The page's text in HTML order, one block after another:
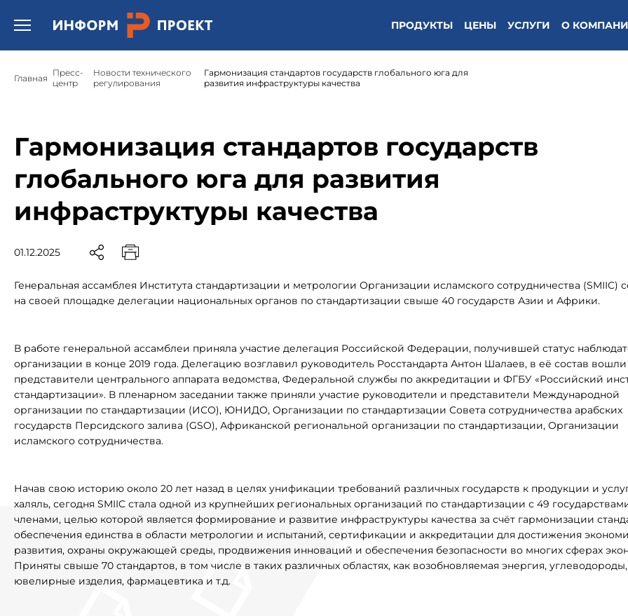
Открыть бургер меню. ПРОДУКТЫ ЦЕНЫ УСЛУГИ О
Главная Пресс-
центр
Новости технического
регулирования
Гармонизация стандартов государств глобального юга для
развития инфраструктуры качества
Гармонизация стандартов государств
глобального юга для развития
инфраструктуры качества
01.12.2025
Генеральная ассамблея Института стандартизации и метрологии Организации исламского сотрудничества (SMIIC)
на своей площадке делегации национальных органов по стандартизации свыше 40 государств Азии и Африки.
В работе генеральной ассамблеи приняла участие делегация Российской Федерации, получившей статус
организации в конце 2019 года. Делегацию возглавил руководитель Росстандарта Антон Шалаев, в её состав вошли
представители центрального аппарата ведомства, Федеральной службы по аккредитации и ФГБУ «Российский
стандартизации». В пленарном заседании также приняли участие руководители и представители Международной
организации по стандартизации (ИСО), ЮНИДО, Организации по стандартизации Совета сотрудничества арабских
государств Персидского залива (GSO), Африканской региональной организации по стандартизации, Организации
исламского сотрудничества.
Начав свою историю около 20 лет назад в целях унификации требований различных государств к продукции и
халяль, сегодня SMIIC стала одной из крупнейших региональных организаций по стандартизации с 49
членами, целью которой является формирование и развитие инфраструктуры качества за счёт гармонизации
обеспечения единства в области метрологии и испытаний, сертификации и аккредитации для достижения
развития, охраны окружающей среды, продвижения инноваций и обеспечения безопасности во многих сферах
Приняты свыше 70 стандартов, в том числе в таких различных областях, как возобновляемая энергия, углеводороды,
ювелирные изделия, фармацевтика и т.д.